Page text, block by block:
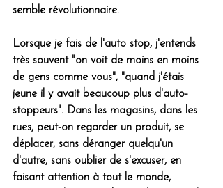
semble révolutionnaire.
Lorsque je fais de l'auto stop, j'entends
très souvent "on voit de moins en moins
de gens comme vous", "quand j'étais
jeune il y avait beaucoup plus d'auto-
stoppeurs". Dans les magasins, dans les
rues, peut-on regarder un produit, se
déplacer, sans déranger quelqu'un
d'autre, sans oublier de s'excuser, en
faisant attention à tout le monde,